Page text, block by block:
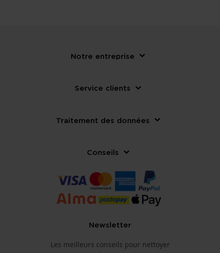
Notre entreprise
Service clients
Traitement des données
Conseils
Newsletter
Les meilleurs conseils pour nettoyer